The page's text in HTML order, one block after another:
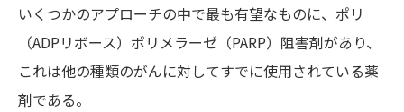
いくつかのアプローチの中で最も有望なものに、ポリ
（ADPリボース）ポリメラーゼ（PARP）阻害剤があり、
これは他の種類のがんに対してすでに使用されている薬
剤である。